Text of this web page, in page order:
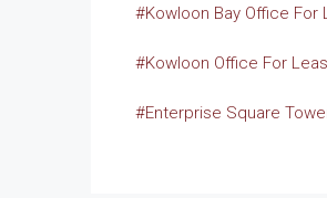
#Kowloon Bay Office For
#Kowloon Office For
#Enterprise Square